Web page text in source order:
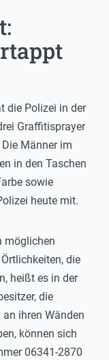
die Polizei in der
Graffitisprayer
Männer im
in den Taschen
sowie
heute mit.
möglichen
die
heißt es in der
die
ihren Wänden
können sich
06341-2870